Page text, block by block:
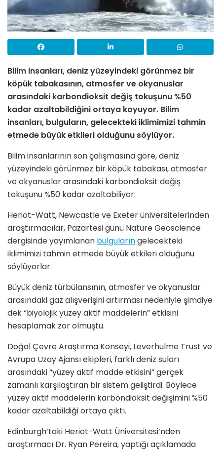
Bilim insanları, deniz yüzeyindeki görünmez bir
köpük tabakasının, atmosfer ve okyanuslar
arasındaki karbondioksit değiş tokuşunu %50
kadar azaltabildiğini ortaya koyuyor. Bilim
insanları, bulguların, gelecekteki iklimimizi tahmin
etmede büyük etkileri olduğunu söylüyor.
Bilim insanlarının son çalışmasına göre, deniz
yüzeyindeki görünmez bir köpük tabakası, atmosfer
ve okyanuslar arasındaki karbondioksit değiş
tokuşunu %50 kadar azaltabiliyor.
Heriot-Watt, Newcastle ve Exeter üniversitelerinden
araştırmacılar, Pazartesi günü Nature Geoscience
dergisinde yayımlanan bulgularıngelecekteki
iklimimizi tahmin etmede büyük etkileri olduğunu
söylüyorlar.
Büyük deniz türbülansının, atmosfer ve okyanuslar
arasındaki gaz alışverişini artırması nedeniyle şimdiye
dek “biyolojik yüzey aktif maddelerin” etkisini
hesaplamak zor olmuştu.
Doğal Çevre Araştırma Konseyi, Leverhulme Trust ve
Avrupa Uzay Ajansı ekipleri, farklı deniz suları
arasındaki “yüzey aktif madde etkisini” gerçek
zamanlı karşılaştıran bir sistem geliştirdi. Böylece
yüzey aktif maddelerin karbondioksit değişimini %50
kadar azaltabildiği ortaya çıktı.
Edinburgh’taki Heriot-Watt Üniversitesi’nden
araştırmacı Dr. Ryan Pereira, yaptığı açıklamada